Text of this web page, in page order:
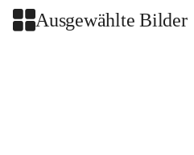
Ausgewählte Bilder